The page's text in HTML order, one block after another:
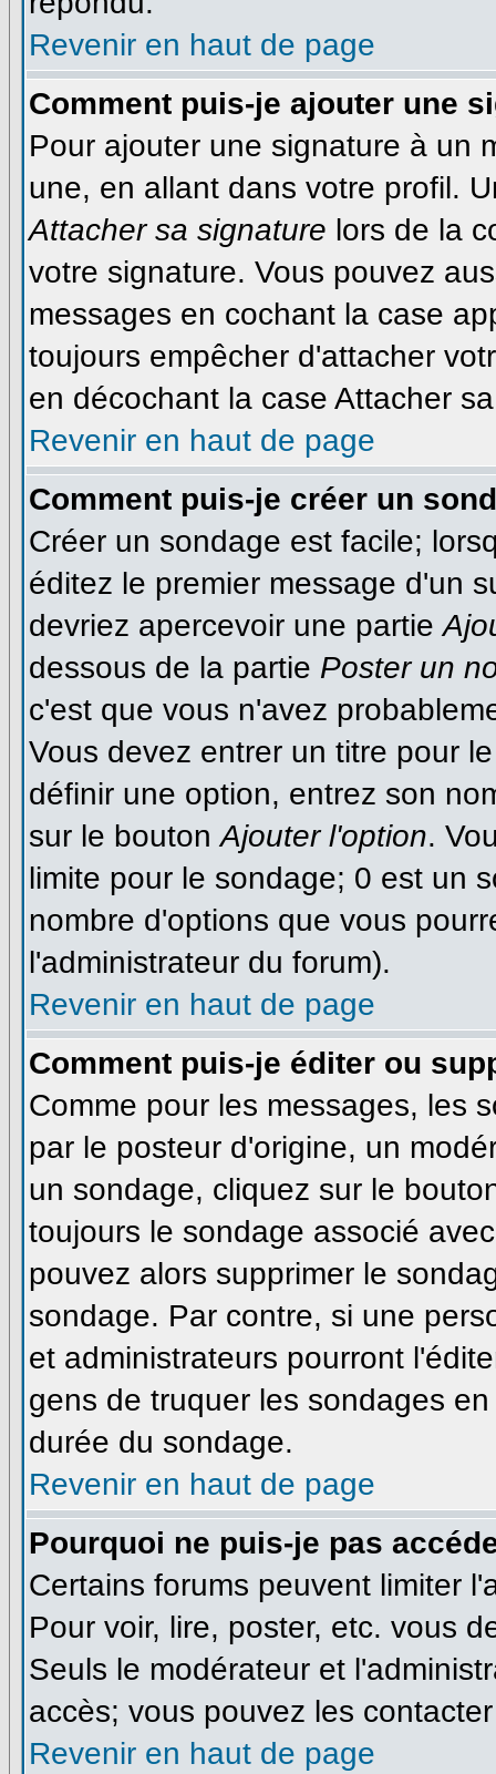
Revenir en haut de page
Comment puis-je ajouter une
Pour ajouter une signature à un
une, en allant dans votre profil.
Attacher sa signature lors de la
votre signature. Vous pouvez
messages en cochant la case
toujours empêcher d'attacher
en décochant la case Attacher
Revenir en haut de page
Comment puis-je créer un
Créer un sondage est facile;
éditez le premier message d'un
devriez apercevoir une partie
dessous de la partie Poster un
c'est que vous n'avez
Vous devez entrer un titre pour
définir une option, entrez son
sur le boutonAjouter l'option.
limite pour le sondage; 0 est un
nombre d'options que vous
l'administrateur du forum).
Revenir en haut de page
Comment puis-je éditer ou
Comme pour les messages, les
par le posteur d'origine, un
un sondage, cliquez sur le
toujours le sondage associé
pouvez alors supprimer le
sondage. Par contre, si une
et administrateurs pourront
gens de truquer les sondages
durée du sondage.
Revenir en haut de page
Pourquoi ne puis-je pas
Certains forums peuvent limiter
Pour voir, lire, poster, etc. vous
Seuls le modérateur et
accès; vous pouvez les
Revenir en haut de page